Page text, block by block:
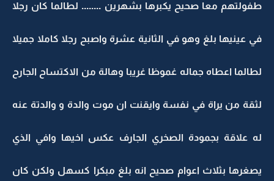
طفولتهم معا صحيح يكبرها بشهرين ........ لطالما كان رجلا
في عينيها بلغ وهو في الثانية عشرة واصبح رجلا كاملا جميلا
لطالما اعطاه جماله غموظا غريبا وهالة من الاكتساح الجارح
لثقة من يراة في نفسة وايقنت ان موت والدة و والدتة عنه
له علاقة بجمودة الصخري الجارف عكس اخيها وافي الذي
يصغرها بثلاث اعوام صحيح انه بلغ مبكرا كسهل ولكن كان